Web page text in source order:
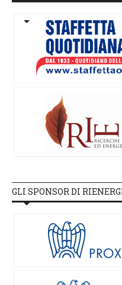
GLI SPONSOR DI